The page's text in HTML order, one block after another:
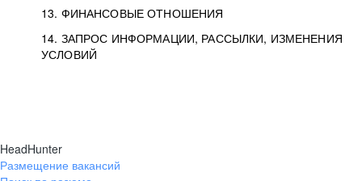
13. ФИНАНСОВЫЕ ОТНОШЕНИЯ
14. ЗАПРОС ИНФОРМАЦИИ, РАССЫЛКИ, ИЗМЕНЕНИЯ
УСЛОВИЙ
HeadHunter
Размещение вакансий